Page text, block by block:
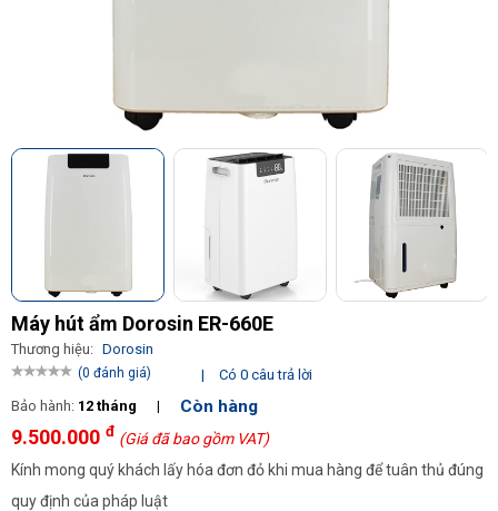
Máy hút ẩm Dorosin ER-660E
Thương hiệu: Dorosin
(0 đánh giá) |
Có 0 câu trả lời
Bảo hành: 12 tháng | Còn hàng
9.500.000 đ (Giá đã bao gồm VAT)
Kính mong quý khách lấy hóa đơn đỏ khi mua hàng để tuân thủ đúng
quy định của pháp luật